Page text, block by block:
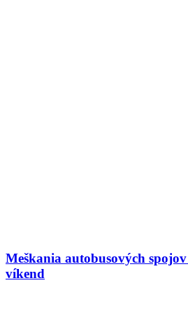
Meškania autobusových spojov
víkend